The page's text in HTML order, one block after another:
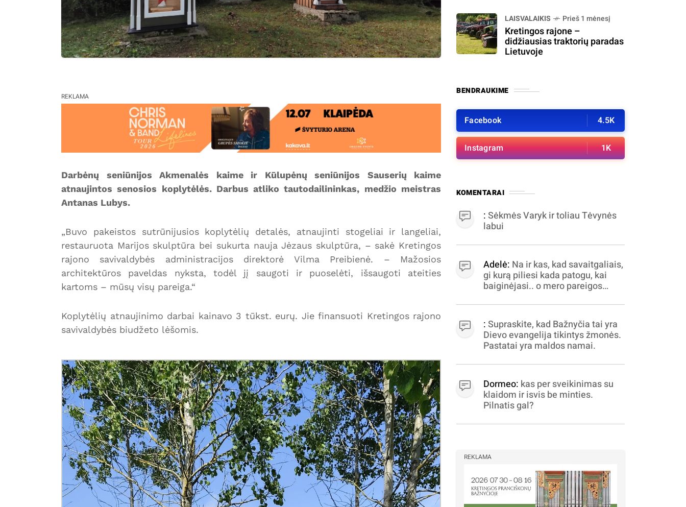
REKLAMA
Darbėnų seniūnijos Akmenalės kaime ir Kūlupėnų seniūnijos Sauserių kaime
atnaujintos senosios koplytėlės. Darbus atliko tautodailininkas, medžio meistras
Antanas Lubys.
„Buvo pakeistos sutrūnijusios koplytėlių detalės, atnaujinti stogeliai ir langeliai,
restauruota Marijos skulptūra bei sukurta nauja Jėzaus skulptūra, – sakė Kretingos
rajono savivaldybės administracijos direktorė Vilma Preibienė. – Mažosios
architektūros paveldas nyksta, todėl jį saugoti ir puoselėti, išsaugoti ateities
kartoms – mūsų visų pareiga.“
Koplytėlių atnaujinimo darbai kainavo 3 tūkst. eurų. Jie finansuoti Kretingos rajono
savivaldybės biudžeto lėšomis.
LAISVALAIKIS Prieš 1 mėnesį
Kretingos rajone –
didžiausias traktorių paradas
Lietuvoje
BENDRAUKIME
Facebook 4.5K
Instagram 1K
KOMENTARAI
:Sėkmės Varyk ir toliau Tėvynės
labui
Adelė: Na ir kas, kad savaitgaliais,
gi kurą piliesi kada patogu, kai
baiginėjasi.. o mero pareigos
apibrėžiamos.. nežinau,
bereikalingas oro virpinimas,
ieškokit kur milijonus vagia
dujininkai, elektros aferistai,
stadionų statytojai Vilnuje
:Supraskite, kad Bažnyčia tai yra
Dievo evangelija tikintys žmonės.
Pastatai yra maldos namai.
Dormeo: kas per sveikinimas su
klaidom ir isvis be minties.
Pilnatis gal?
REKLAMA